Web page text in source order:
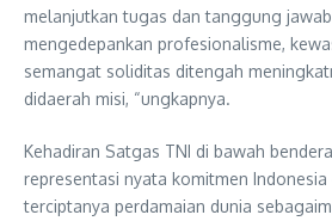
melanjutkan tugas dan tanggung
mengedepankan profesionalisme,
semangat soliditas ditengah
didaerah misi, “ungkapnya.
Kehadiran Satgas TNI di bawah
representasi nyata komitmen
terciptanya perdamaian dunia